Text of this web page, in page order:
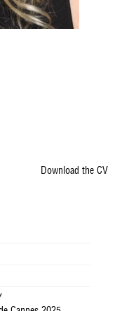
Download the CV